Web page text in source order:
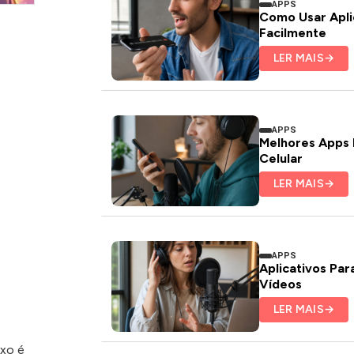
é
APPS
Como Usar
Facilmente
LER MAIS→
APPS
Melhores Apps
Celular
LER MAIS→
APPS
Aplicativos
Vídeos
LER MAIS→